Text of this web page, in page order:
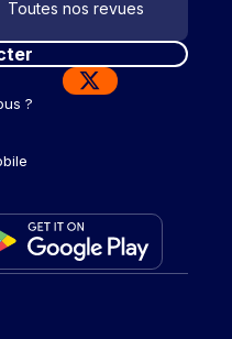
Toutes nos revues
?